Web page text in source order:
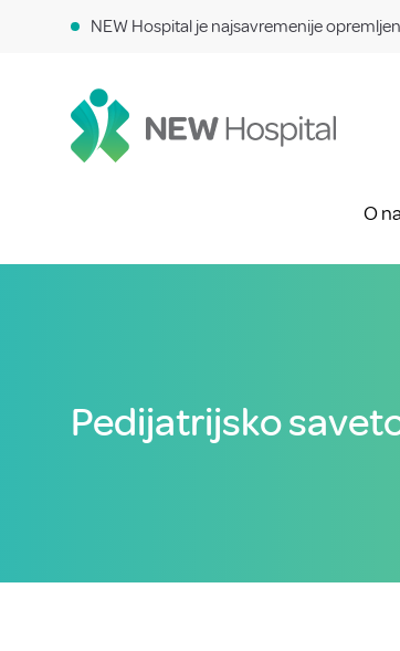
NEW Hospital je najsavremenije
O
Pedijatrijsko